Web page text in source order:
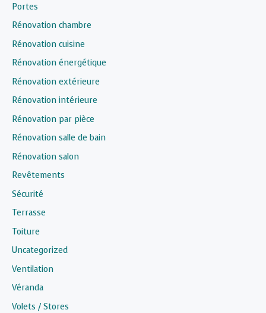
Portes
Rénovation chambre
Rénovation cuisine
Rénovation énergétique
Rénovation extérieure
Rénovation intérieure
Rénovation par pièce
Rénovation salle de bain
Rénovation salon
Revêtements
Sécurité
Terrasse
Toiture
Uncategorized
Ventilation
Véranda
Volets / Stores